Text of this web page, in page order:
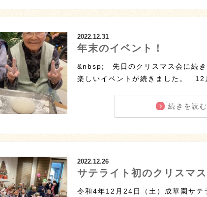
2022.12.31
年末のイベント！
&nbsp; 先日のクリスマス会に続き
楽しいイベントが続きました。 12
続きを読む
2022.12.26
サテライト初のクリスマス
令和4年12月24日（土）成華園サテ